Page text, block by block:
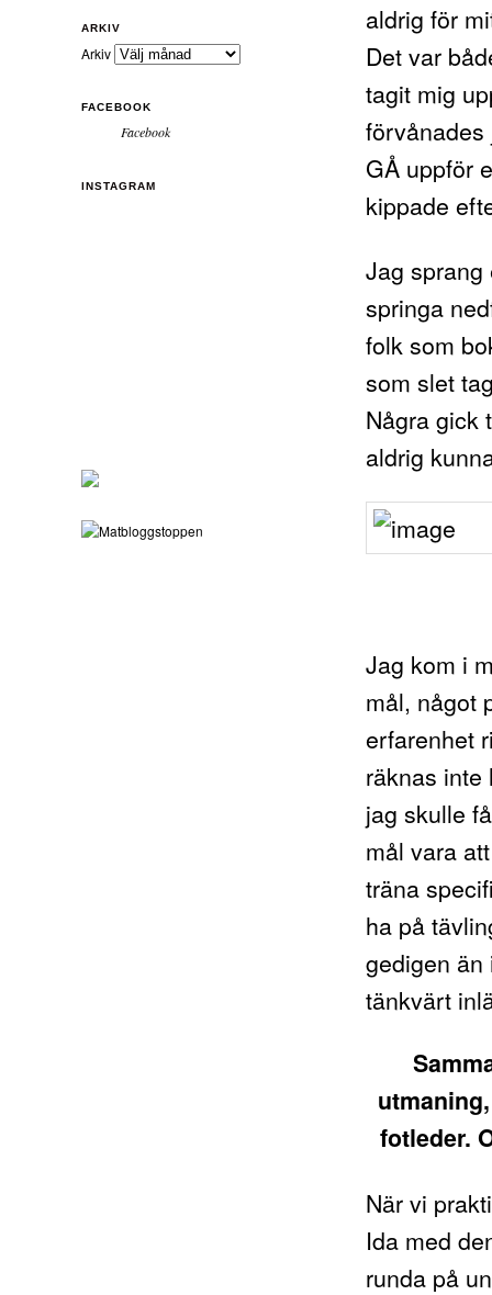
aldrig för
Det var
tagit mig
GÅ uppför
kippade
Jag
springa
folk som
som slet
Några gick
aldrig
Jag kom i
mål, något
erfarenhet
räknas inte
jag skulle
mål vara
träna
ha på
gedigen än
tänkvärt
fotleder.
När vi
Ida med
runda på
ARKIV
Arkiv
FACEBOOK
Facebook
INSTAGRAM